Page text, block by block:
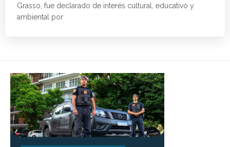
Grasso, fue declarado de interés cultural, educativo y
ambiental por